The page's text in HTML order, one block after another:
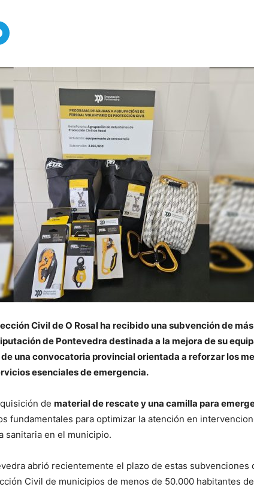
Civil de O Rosal ha recibido una subvención de
de Pontevedra destinada a la mejora de su
una convocatoria provincial orientada a reforzar los
esenciales de emergencia.
de material de rescate y una camilla para
fundamentales para optimizar la atención en
sanitaria en el municipio.
abrió recientemente el plazo de estas subvenciones
Civil de municipios de menos de 50.000 habitantes